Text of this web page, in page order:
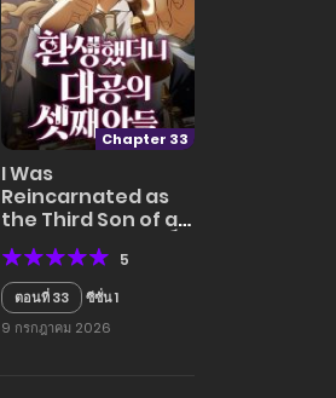
Chapter 33
I Was
Reincarnated as
the Third Son of a
Duke เกิดใหม่ทีดันเป็น
บุตรชายคนที่สามของ
ท่านดยุคซะงั้น
5
ตอนที่ 33
ซีซั่น 1
9 กรกฎาคม 2026